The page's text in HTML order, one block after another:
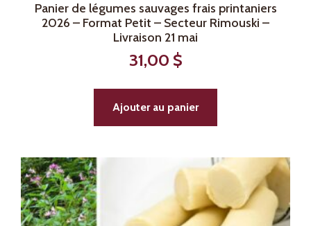
Panier de légumes sauvages frais printaniers
2026 – Format Petit – Secteur Rimouski –
Livraison 21 mai
31,00 $
Ajouter au panier